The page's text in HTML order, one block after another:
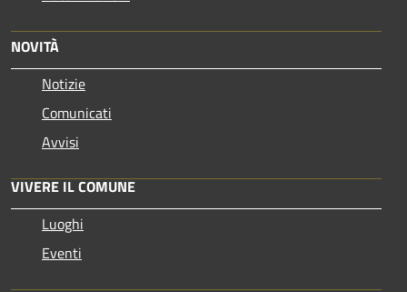
NOVITÀ
Notizie
Comunicati
Avvisi
VIVERE IL COMUNE
Luoghi
Eventi